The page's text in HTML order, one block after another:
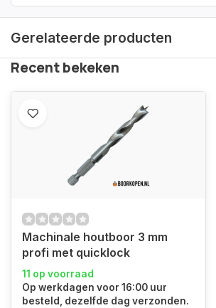
Gerelateerde producten
Recent bekeken
Machinale houtboor 3 mm
profi met quicklock
11 op voorraad
Op werkdagen voor 16:00 uur
besteld, dezelfde dag verzonden.